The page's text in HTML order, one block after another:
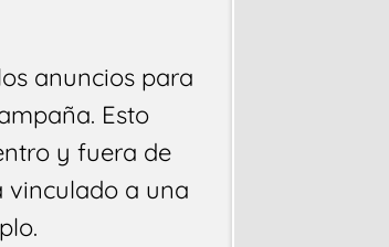
anuncios para
Esto
y fuera de
vinculado a una